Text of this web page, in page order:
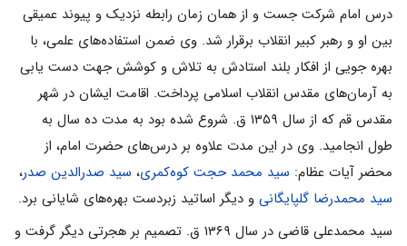
درس امام شرکت جست و از همان زمان رابطه نزدیک و پیوند عمیقی
بین او و رهبر کبیر انقلاب برقرار شد. وی ضمن استفاده‌های علمی، با
بهره جویی از افکار بلند استادش به تلاش و کوشش جهت دست یابی
به آرمان‌های مقدس انقلاب اسلامی پرداخت. اقامت ایشان در شهر
مقدس قم که از سال ۱۳۵۹ ق. شروع شده بود به مدت ده سال به
طول انجامید. وی در این مدت علاوه بر درس‌های حضرت امام، از
محضر آیات عظام: سید محمد حجت کوه‌کمری، سید صدرالدین صدر،
سید محمدرضا گلپایگانی و دیگر اساتید زبردست بهره‌های شایانی برد.
سید محمدعلی قاضی در سال ۱۳۶۹ ق. تصمیم بر هجرتی دیگر گرفت و